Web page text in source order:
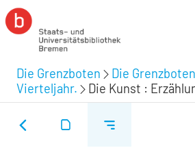
Die Grenzboten Die Grenzboten
Vierteljahr.
Die Kunst :